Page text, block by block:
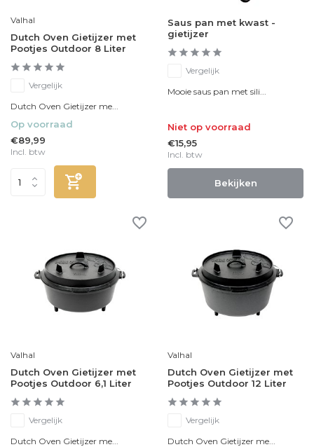
Valhal
Dutch Oven Gietijzer met
Pootjes Outdoor 8 Liter
Vergelijk
Dutch Oven Gietijzer me...
Op voorraad
€89,99
Incl. btw
Saus pan met kwast -
gietijzer
Vergelijk
Mooie saus pan met sili...
Niet op voorraad
€15,95
Incl. btw
Bekijken
Valhal
Dutch Oven Gietijzer met
Pootjes Outdoor 6,1 Liter
Vergelijk
Dutch Oven Gietijzer me...
Valhal
Dutch Oven Gietijzer met
Pootjes Outdoor 12 Liter
Vergelijk
Dutch Oven Gietijzer me...